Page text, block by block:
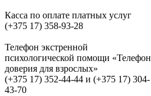
Касса по оплате платных услуг
(+375 17) 358-93-28
Телефон экстренной
психологической помощи «Телефон
доверия для взрослых»
(+375 17) 352-44-44 и (+375 17) 304-
43-70